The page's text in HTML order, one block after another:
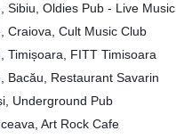
Sibiu, Oldies Pub - Live Music
Craiova, Cult Music Club
Timișoara, FITT Timisoara
Bacău, Restaurant Savarin
Underground Pub
Art Rock Cafe